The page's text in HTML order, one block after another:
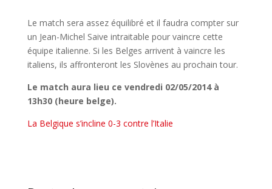
Le match sera assez équilibré et il faudra compter sur
un Jean-Michel Saive intraitable pour vaincre cette
équipe italienne. Si les Belges arrivent à vaincre les
italiens, ils affronteront les Slovènes au prochain tour.
Le match aura lieu ce vendredi 02/05/2014 à
13h30 (heure belge).
La Belgique s’incline 0-3 contre l’Italie